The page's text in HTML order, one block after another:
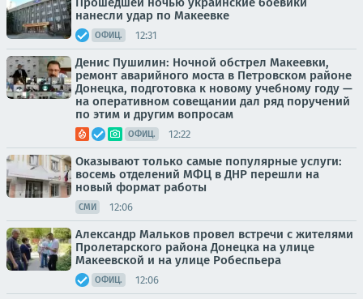
нанесли удар по Макеевке
ОФИЦ. 12:31
Денис Пушилин: Ночной обстрел Макеевки,
ремонт аварийного моста в Петровском районе
Донецка, подготовка к новому учебному году —
на оперативном совещании дал ряд поручений
по этим и другим вопросам
ОФИЦ. 12:22
Оказывают только самые популярные услуги:
восемь отделений МФЦ в ДНР перешли на
новый формат работы
СМИ 12:06
Александр Мальков провел встречи с жителями
Пролетарского района Донецка на улице
Макеевской и на улице Робеспьера
ОФИЦ. 12:06